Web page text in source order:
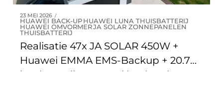
23 MEI 2026
HUAWEI BACK-UP HUAWEI LUNA THUISBATTERIJ
HUAWEI OMVORMERJA SOLAR ZONNEPANELEN
THUISBATTERIJ
Realisatie 47x JA SOLAR 450W +
Huawei EMMA EMS-Backup + 20.7
kW batterij + Huawei laadpaal te